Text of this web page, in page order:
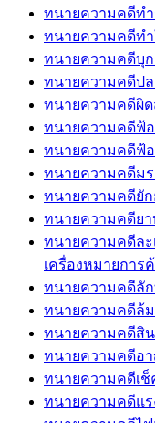
ทนายความคดีทำ
ทนายความคดีทำ
ทนายความคดีบุ
ทนายความคดีปล
ทนายความคดีผิ
ทนายความคดีฟ้
ทนายความคดีฟ้อ
ทนายความคดีม
ทนายความคดียั
ทนายความคดียา
ทนายความคดีล
เครื่องหมายการ
ทนายความคดีลั
ทนายความคดีล้
ทนายความคดีสิ
ทนายความคดีอ
ทนายความคดีเช็
ทนายความคดีแร